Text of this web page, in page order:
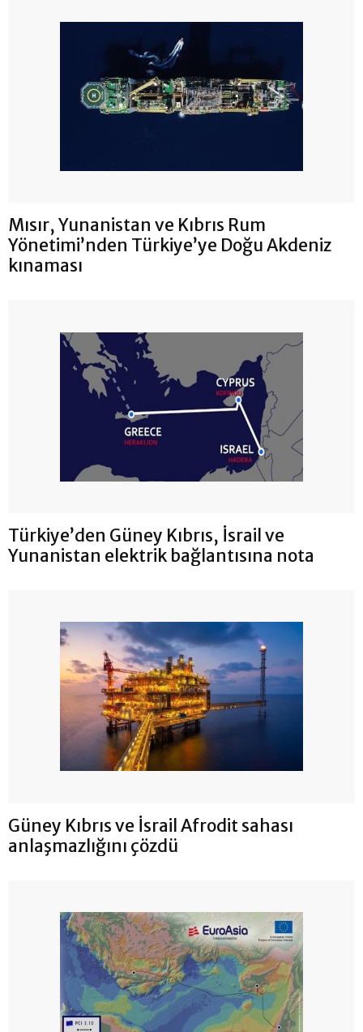
Mısır, Yunanistan ve Kıbrıs Rum
Yönetimi’nden Türkiye’ye Doğu Akdeniz
kınaması
Türkiye’den Güney Kıbrıs, İsrail ve
Yunanistan elektrik bağlantısına nota
Güney Kıbrıs ve İsrail Afrodit sahası
anlaşmazlığını çözdü